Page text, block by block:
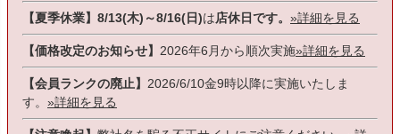
【夏季休業】8/13(木)～8/16(日)は店休日です。 »詳細を見る
【価格改定のお知らせ】 2026年6月から順次実施»詳細を見る
【会員ランクの廃止】 2026/6/10金9時以降に実施いたしま
す。 »詳細を見る